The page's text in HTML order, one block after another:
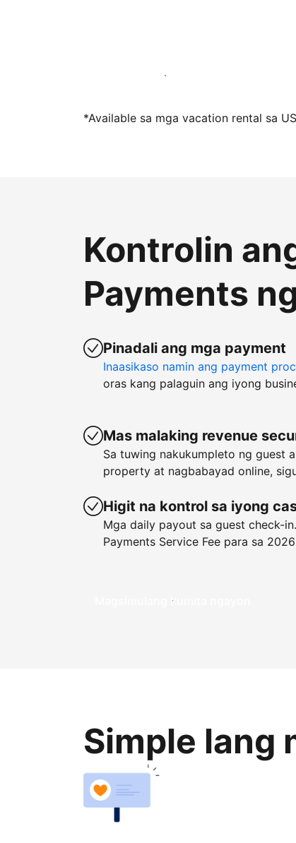
Mag-host sa amin ngayon
*Available sa mga vacation rental sa
Kontrolin
Payments
Pinadali ang mga payment
Inaasikaso namin ang payment
oras kang palaguin ang iyong
Mas malaking revenue
Sa tuwing nakukumpleto ng guest
property at nagbabayad online,
Higit na kontrol sa iyong
Mga daily payout sa guest check-
Payments Service Fee para sa 2026
Magsimulang kumita ngayon
Simple lang